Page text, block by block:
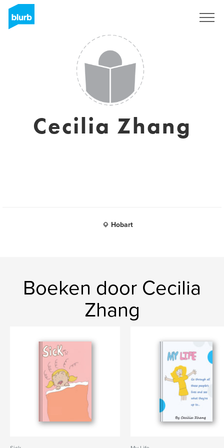
Cecilia Zhang
Hobart
Boeken door Cecilia
Zhang